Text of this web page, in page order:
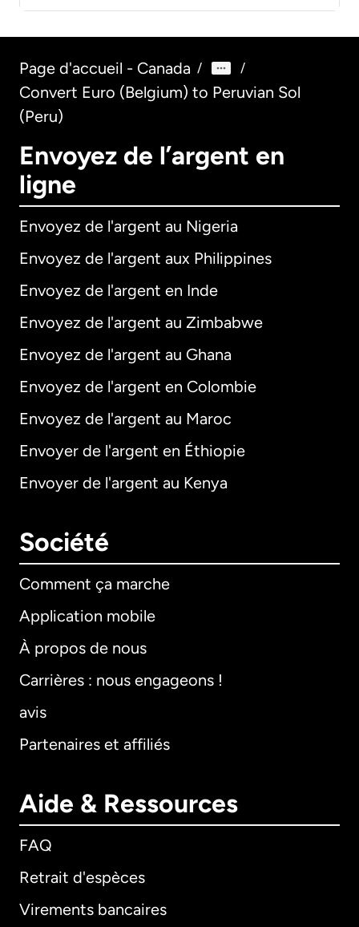
Page d'accueil - Canada / /
Convert Euro (Belgium) to Peruvian Sol
(Peru)
Envoyez de l’argent en
ligne
Envoyez de l'argent au Nigeria
Envoyez de l'argent aux Philippines
Envoyez de l'argent en Inde
Envoyez de l'argent au Zimbabwe
Envoyez de l'argent au Ghana
Envoyez de l'argent en Colombie
Envoyez de l'argent au Maroc
Envoyer de l'argent en Éthiopie
Envoyer de l'argent au Kenya
Société
Comment ça marche
Application mobile
À propos de nous
Carrières : nous engageons !
avis
Partenaires et affiliés
Aide & Ressources
FAQ
Retrait d'espèces
Virements bancaires